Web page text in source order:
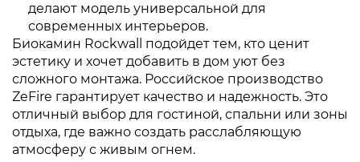
делают модель универсальной для
современных интерьеров.
Биокамин Rockwall подойдет тем, кто ценит
эстетику и хочет добавить в дом уют без
сложного монтажа. Российское производство
ZeFire гарантирует качество и надежность. Это
отличный выбор для гостиной, спальни или зоны
отдыха, где важно создать расслабляющую
атмосферу с живым огнем.